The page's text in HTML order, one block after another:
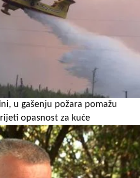
u gašenju požara pomažu
opasnost za kuće